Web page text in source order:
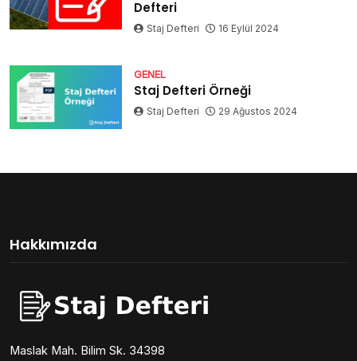
Defteri
Staj Defteri 16 Eylül 2024
GENEL
Staj Defteri Örneği
Staj Defteri 29 Ağustos 2024
Hakkımızda
Maslak Mah. Bilim Sk. 34398